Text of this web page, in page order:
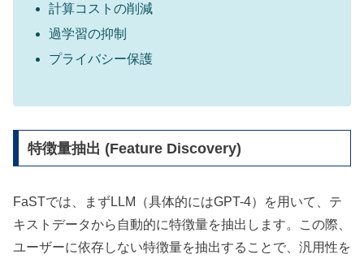
計算コストの削減
過学習の抑制
プライバシー保護
特徴量抽出 (Feature Discovery)
FaSTでは、まずLLM（具体的にはGPT-4）を用いて、テ
キストデータから自動的に特徴量を抽出します。この際、
ユーザーに依存しない特徴量を抽出することで、汎用性を